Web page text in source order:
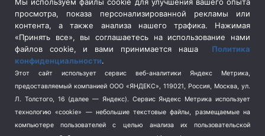
Социальная политика
(3)
Спецоперация в Украине
Спецоперация на Украине
(404)
Спорт (740)
Терроризм (1)
Транспорт (262)
Туризм (178)
просмотра, показа персонализированной рекламы или
контента, а также анализа нашего трафика. Нажимая
«Принять все», вы соглашаетесь на использование нами
файлов cookie, и вами принимается наша Политика
конфиденциальности.
Этот сайт использует сервис веб-аналитики Яндекс Метрика,
предоставляемый компанией ООО «ЯНДЕКС», 119021, Россия, Москва, ул.
Л. Толстого, 16 (далее — Яндекс). Сервис Яндекс Метрика использует
технологию «cookie» — небольшие текстовые файлы, размещаемые на
компьютере пользователей с целью анализа их пользовательской